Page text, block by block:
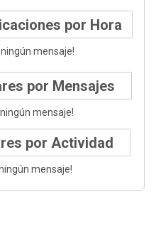
por Hora
mensaje!
por Mensajes
mensaje!
por Actividad
mensaje!